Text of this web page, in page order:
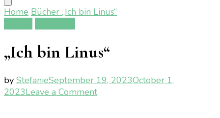
Home Bücher „Ich bin Linus“
„Ich bin Linus“
by StefanieSeptember 19, 2023October 1,
2023Leave a Commenton